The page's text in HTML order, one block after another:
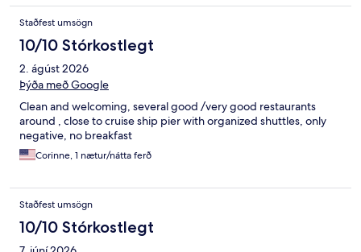
Staðfest umsögn
10/10 Stórkostlegt
2. ágúst 2026
Þýða með Google
Clean and welcoming, several good /very good restaurants
around , close to cruise ship pier with organized shuttles, only
negative, no breakfast
Corinne, 1 nætur/nátta ferð
Staðfest umsögn
10/10 Stórkostlegt